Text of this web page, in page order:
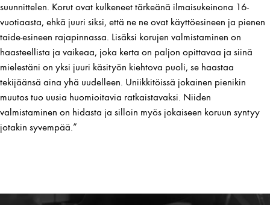
suunnittelen. Korut ovat kulkeneet tärkeänä ilmaisukeinona 16-
vuotiaasta, ehkä juuri siksi, että ne ne ovat käyttöesineen ja pienen
taide-esineen rajapinnassa. Lisäksi korujen valmistaminen on
haasteellista ja vaikeaa, joka kerta on paljon opittavaa ja siinä
mielestäni on yksi juuri käsityön kiehtova puoli, se haastaa
tekijäänsä aina yhä uudelleen. Uniikkitöissä jokainen pienikin
muutos tuo uusia huomioitavia ratkaistavaksi. Niiden
valmistaminen on hidasta ja silloin myös jokaiseen koruun syntyy
jotakin syvempää.”